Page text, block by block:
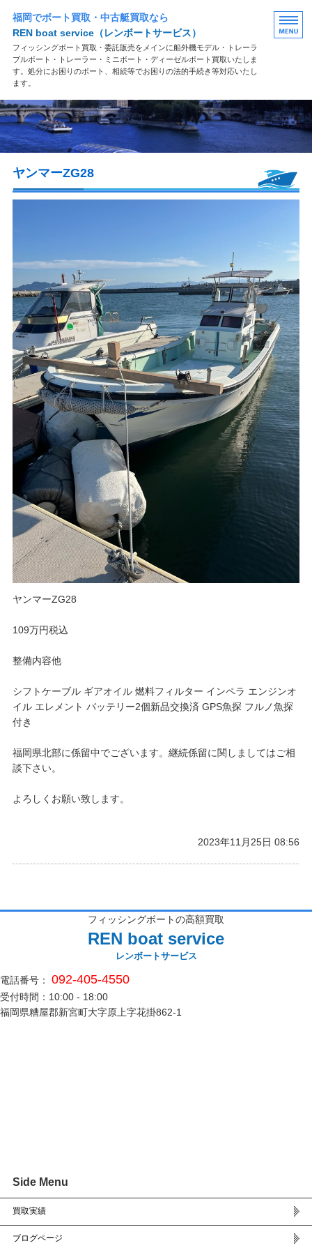
福岡でボート買取・中古艇買取なら
REN boat service（レンボートサービス）
フィッシングボート買取・委託販売をメインに船外機モデル・トレーラ
ブルボート・トレーラー・ミニボート・ディーゼルボート買取いたしま
す。処分にお困りのボート、相続等でお困りの法的手続き等対応いたし
ます。
買取案内
買取の流れ
よくある質問
お問い合わせ
ヤンマーZG28
ヤンマーZG28
109万円税込
整備内容他
シフトケーブル ギアオイル 燃料フィルター インペラ エンジンオ
イル エレメント バッテリー2個新品交換済 GPS魚探 フルノ魚探
付き
福岡県北部に係留中でございます。継続係留に関しましてはご相
談下さい。
よろしくお願い致します。
2023年11月25日 08:56
フィッシングボートの高額買取
REN boat service
レンボートサービス
電話番号： 092-405-4550
受付時間：10:00 - 18:00
福岡県糟屋郡新宮町大字原上字花掛862-1
Side Menu
買取実績
ブログページ